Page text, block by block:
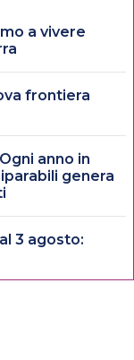
a vivere
frontiera
anno in
genera
3 agosto: